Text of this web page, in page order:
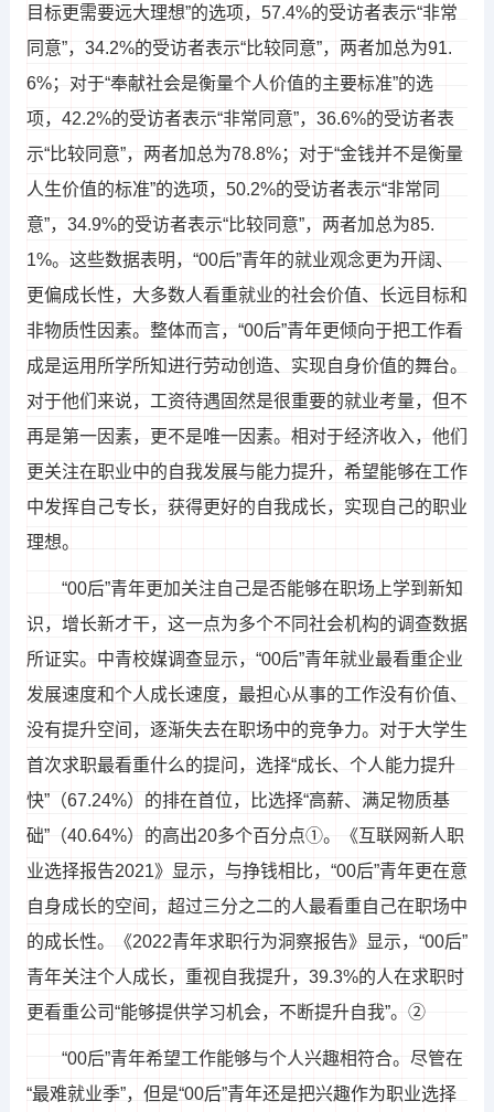
目标更需要远大理想”的选项，57.4%的受访者表示“非常
同意”，34.2%的受访者表示“比较同意”，两者加总为91.
6%；对于“奉献社会是衡量个人价值的主要标准”的选
项，42.2%的受访者表示“非常同意”，36.6%的受访者表
示“比较同意”，两者加总为78.8%；对于“金钱并不是衡量
人生价值的标准”的选项，50.2%的受访者表示“非常同
意”，34.9%的受访者表示“比较同意”，两者加总为85.
1%。这些数据表明，“00后”青年的就业观念更为开阔、
更偏成长性，大多数人看重就业的社会价值、长远目标和
非物质性因素。整体而言，“00后”青年更倾向于把工作看
成是运用所学所知进行劳动创造、实现自身价值的舞台。
对于他们来说，工资待遇固然是很重要的就业考量，但不
再是第一因素，更不是唯一因素。相对于经济收入，他们
更关注在职业中的自我发展与能力提升，希望能够在工作
中发挥自己专长，获得更好的自我成长，实现自己的职业
理想。
“00后”青年更加关注自己是否能够在职场上学到新知
识，增长新才干，这一点为多个不同社会机构的调查数据
所证实。中青校媒调查显示，“00后”青年就业最看重企业
发展速度和个人成长速度，最担心从事的工作没有价值、
没有提升空间，逐渐失去在职场中的竞争力。对于大学生
首次求职最看重什么的提问，选择“成长、个人能力提升
快”（67.24%）的排在首位，比选择“高薪、满足物质基
础”（40.64%）的高出20多个百分点①。《互联网新人职
业选择报告2021》显示，与挣钱相比，“00后”青年更在意
自身成长的空间，超过三分之二的人最看重自己在职场中
的成长性。《2022青年求职行为洞察报告》显示，“00后”
青年关注个人成长，重视自我提升，39.3%的人在求职时
更看重公司“能够提供学习机会，不断提升自我”。②
“00后”青年希望工作能够与个人兴趣相符合。尽管在
“最难就业季”，但是“00后”青年还是把兴趣作为职业选择